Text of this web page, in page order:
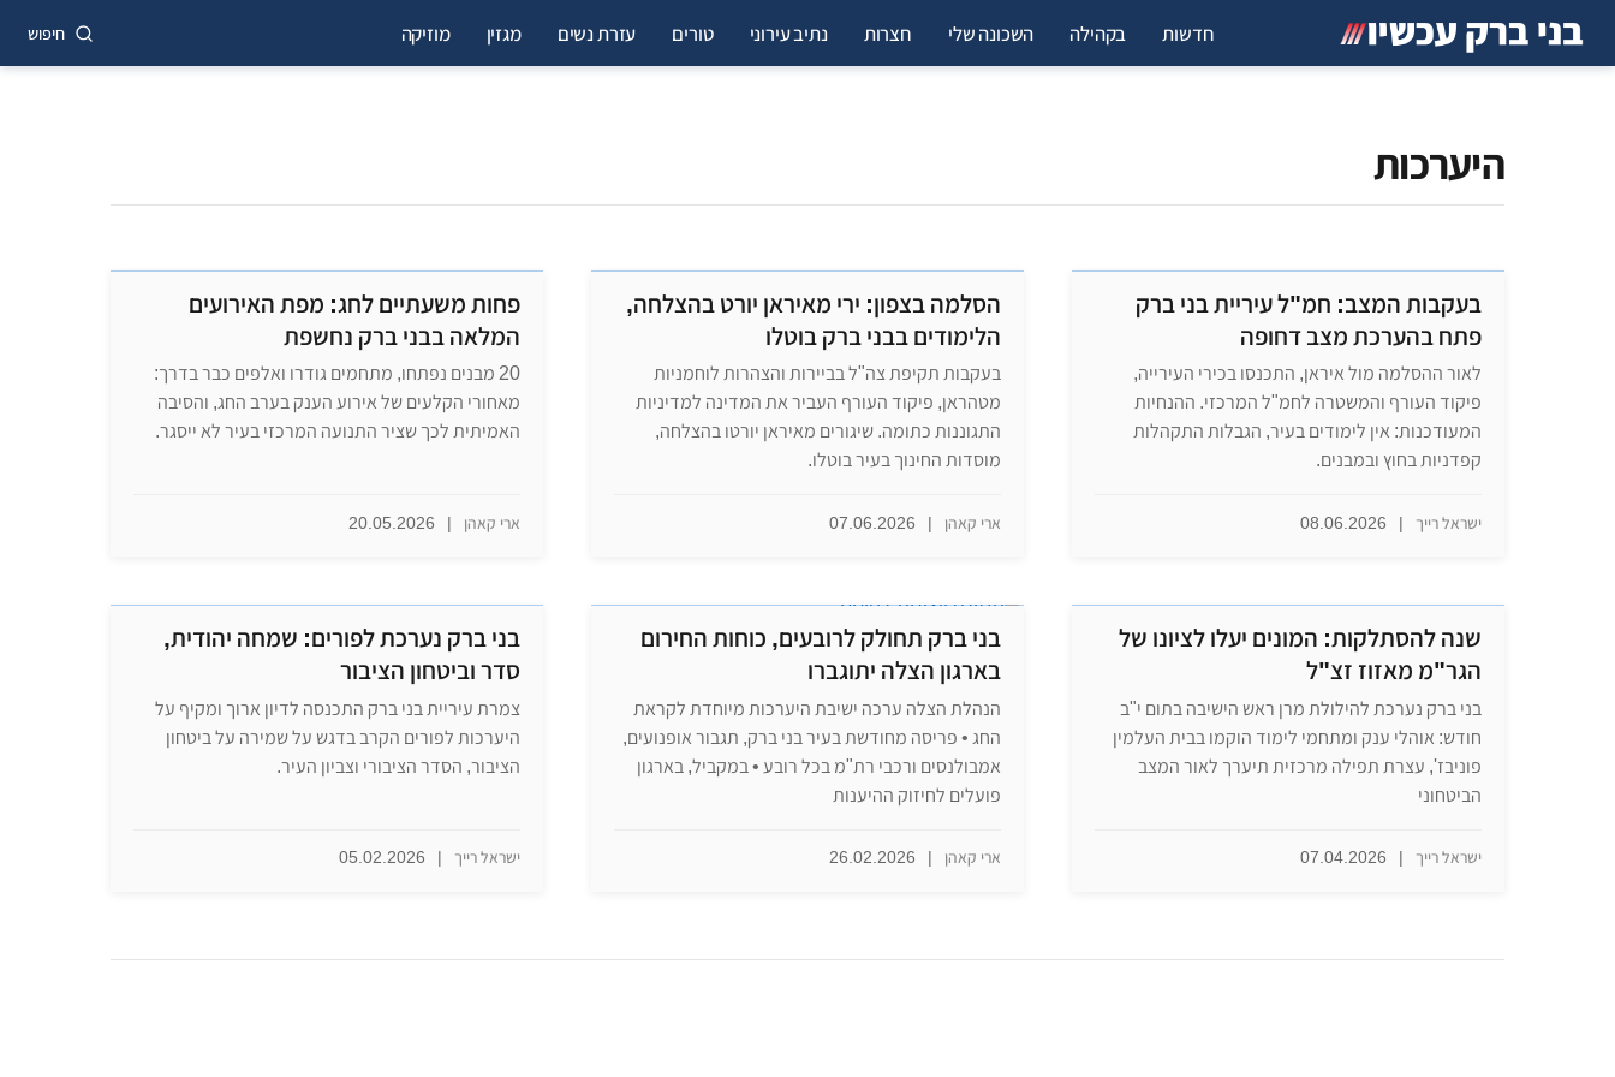
חדשות בקהילה השכונה שלי חצרות נתיב עירוני טורים עזרת נשים מגזין מוזיקה חיפוש
היערכות
בעקבות המצב: חמ"ל עיריית בני ברק
פתח בהערכת מצב דחופה
לאור ההסלמה מול איראן, התכנסו בכירי העירייה,
פיקוד העורף והמשטרה לחמ"ל המרכזי. ההנחיות
המעודכנות: אין לימודים בעיר, הגבלות התקהלות
קפדניות בחוץ ובמבנים.
ישראל רייך |
08.06.2026
הסלמה בצפון: ירי מאיראן יורט בהצלחה,
הלימודים בבני ברק בוטלו
בעקבות תקיפת צה"ל בביירות והצהרות לוחמניות
מטהראן, פיקוד העורף העביר את המדינה למדיניות
התגוננות כתומה. שיגורים מאיראן יורטו בהצלחה,
מוסדות החינוך בעיר בוטלו.
ארי קאהן |
07.06.2026
פחות משעתיים לחג: מפת האירועים
המלאה בבני ברק נחשפת
20 מבנים נפתחו, מתחמים גודרו ואלפים כבר בדרך:
מאחורי הקלעים של אירוע הענק בערב החג, והסיבה
האמיתית לכך שציר התנועה המרכזי בעיר לא ייסגר.
ארי קאהן |
20.05.2026
שנה להסתלקות: המונים יעלו לציונו של
הגר"מ מאזוז זצ"ל
בני ברק נערכת להילולת מרן ראש הישיבה בתום י"ב
חודש: אוהלי ענק ומתחמי לימוד הוקמו בבית העלמין
פוניבז', עצרת תפילה מרכזית תיערך לאור המצב
הביטחוני
ישראל רייך |
07.04.2026
בני ברק תחולק לרובעים, כוחות החירום
בארגון הצלה יתוגברו
הנהלת הצלה ערכה ישיבת היערכות מיוחדת לקראת
החג • פריסה מחודשת בעיר בני ברק, תגבור אופנועים,
אמבולנסים ורכבי רת"מ בכל רובע • במקביל, בארגון
פועלים לחיזוק ההיענות
ארי קאהן |
26.02.2026
בני ברק נערכת לפורים: שמחה יהודית,
סדר וביטחון הציבור
צמרת עיריית בני ברק התכנסה לדיון ארוך ומקיף על
היערכות לפורים הקרב בדגש על שמירה על ביטחון
הציבור, הסדר הציבורי וצביון העיר.
ישראל רייך |
05.02.2026